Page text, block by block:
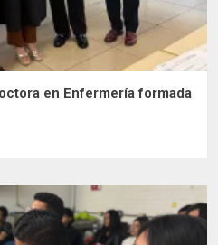
en Enfermería formada